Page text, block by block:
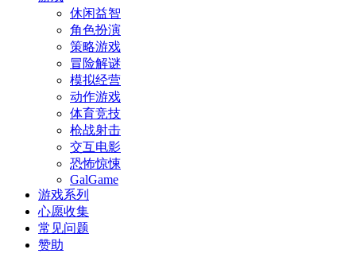
休闲益智
角色扮演
策略游戏
冒险解谜
模拟经营
动作游戏
体育竞技
枪战射击
交互电影
恐怖惊悚
GalGame
游戏系列
心愿收集
常见问题
赞助